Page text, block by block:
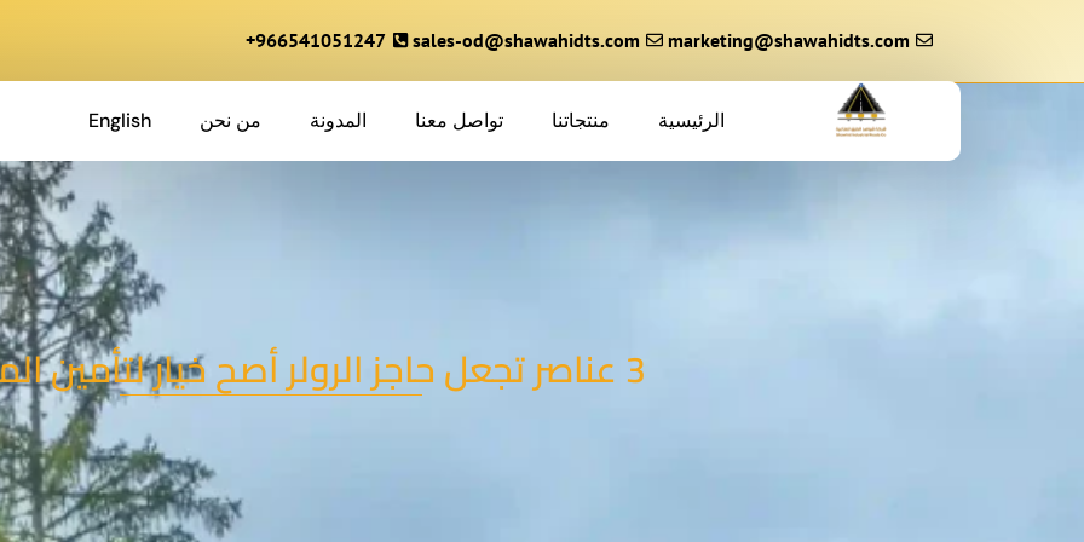
المحتوى
marketing@shawahidts.com
sales-od@shawahidts.com
966541051247+
الرئيسية منتجاتنا تواصل معنا المدونة من نحن English
3 عناصر تجعل حاجز الرولر أصح خيار لتأمين المنحدرات